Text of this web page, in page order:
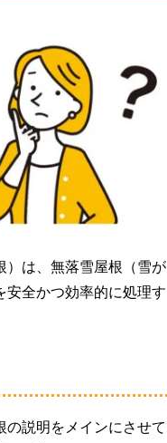
は、無落雪屋根（雪
全かつ効率的に処理
の説明をメインにさせ